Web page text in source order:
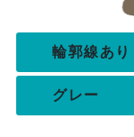
輪郭線あり
グレー